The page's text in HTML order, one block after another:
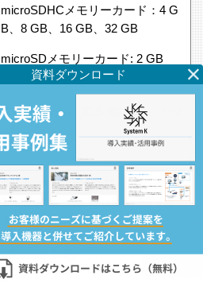
microSDHCメモリーカード：4 G
B、8 GB、16 GB、32 GB
microSDメモリーカード: 2 GB
iPad／iPhone（iOS 8以降）、And
roid™ 端末
Microsoft Windows 11（日本語
版）、Microsoft Windows 10（日
本語版）
Microsoft Edge